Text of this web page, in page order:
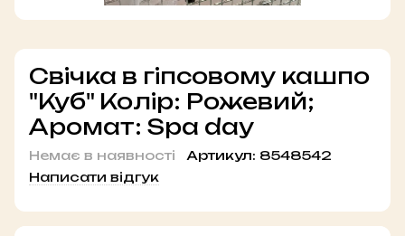
Свічка в гіпсовому кашпо
"Куб" Колір: Рожевий;
Аромат: Spa day
Немає в наявності Артикул: 8548542
Написати відгук